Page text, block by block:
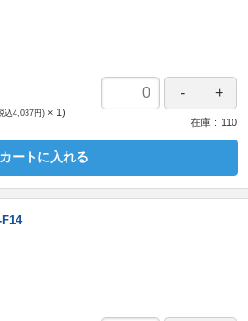
込4,037円)
1
在庫
110
カートに入れる
F14